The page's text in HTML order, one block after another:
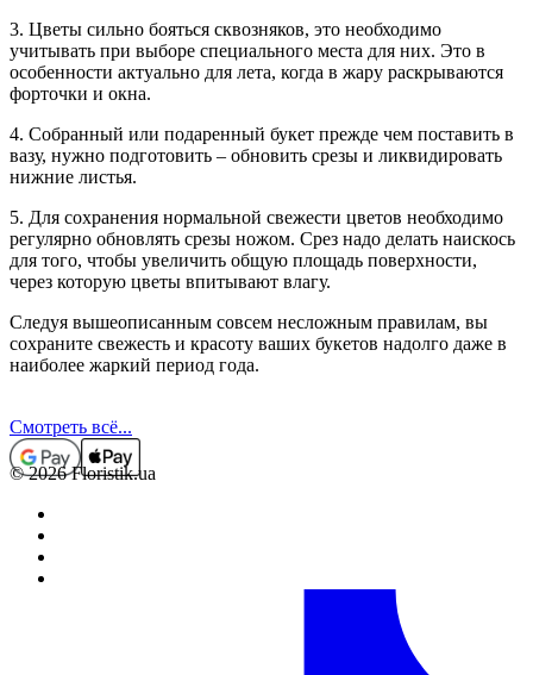
3. Цветы сильно бояться сквозняков, это необходимо
учитывать при выборе специального места для них. Это в
особенности актуально для лета, когда в жару раскрываются
форточки и окна.
4. Собранный или подаренный букет прежде чем поставить в
вазу, нужно подготовить – обновить срезы и ликвидировать
нижние листья.
5. Для сохранения нормальной свежести цветов необходимо
регулярно обновлять срезы ножом. Срез надо делать наискось
для того, чтобы увеличить общую площадь поверхности,
через которую цветы впитывают влагу.
Следуя вышеописанным совсем несложным правилам, вы
сохраните свежесть и красоту ваших букетов надолго даже в
наиболее жаркий период года.
Смотреть всё...
© 2026 Floristik.ua